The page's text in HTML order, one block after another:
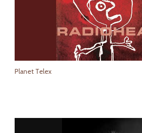
Planet Telex